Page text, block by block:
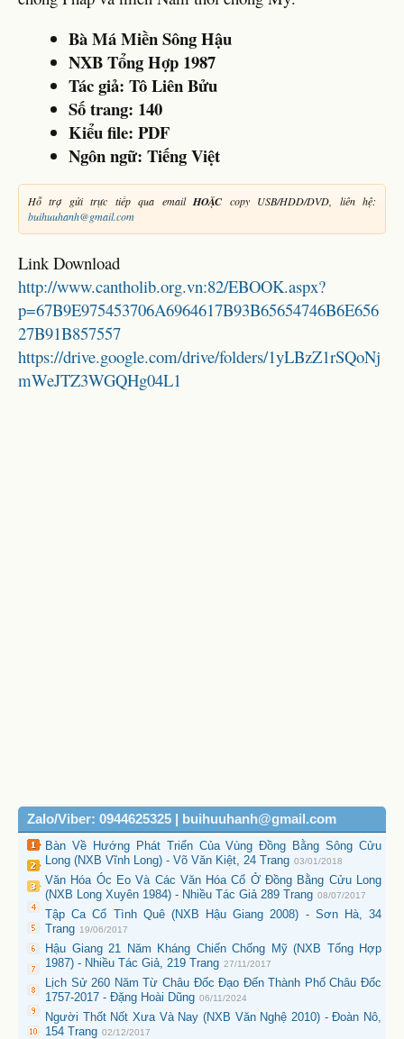
Bà Má Miền Sông Hậu
NXB Tổng Hợp 1987
Tác giả: Tô Liên Bửu
Số trang: 140
Kiểu file: PDF
Ngôn ngữ: Tiếng Việt
Hỗ trợ gửi trực tiếp qua emailHOẶC copy USB/HDD/DVD, liên hệ:
buihuuhanh@gmail.com
Link Download
http://www.cantholib.org.vn:82/EBOOK.aspx?
p=67B9E975453706A6964617B93B65654746B6E656
27B91B857557
https://drive.google.com/drive/folders/1yLBzZ1rSQoNj
mWeJTZ3WGQHg04L1
Zalo/Viber: 0944625325 | buihuuhanh@gmail.com
Bàn Về Hướng Phát Triển Của Vùng Đồng Bằng Sông Cửu
Long (NXB Vĩnh Long) - Võ Văn Kiệt, 24 Trang 03/01/2018
Văn Hóa Óc Eo Và Các Văn Hóa Cổ Ở Đồng Bằng Cửu Long
(NXB Long Xuyên 1984) - Nhiều Tác Giả 289 Trang 08/07/2017
Tập Ca Cổ Tình Quê (NXB Hậu Giang 2008) - Sơn Hà, 34
Trang 19/06/2017
Hậu Giang 21 Năm Kháng Chiến Chống Mỹ (NXB Tổng Hợp
1987) - Nhiều Tác Giả, 219 Trang 27/11/2017
Lịch Sử 260 Năm Từ Châu Đốc Đạo Đến Thành Phố Châu Đốc
1757-2017 - Đặng Hoài Dũng 06/11/2024
Người Thốt Nốt Xưa Và Nay (NXB Văn Nghệ 2010) - Đoàn Nô,
154 Trang 02/12/2017